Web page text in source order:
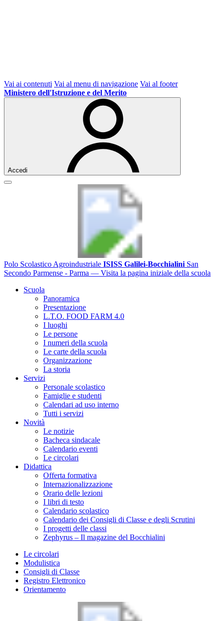
Vai ai contenuti Vai al menu di navigazione Vai al footer
Ministero dell'Istruzione e del Merito
Accedi
Polo Scolastico Agroindustriale ISISS Galilei-Bocchialini San
Secondo Parmense - Parma — Visita la pagina iniziale della scuola
Scuola
Panoramica
Presentazione
L.T.O. FOOD FARM 4.0
I luoghi
Le persone
I numeri della scuola
Le carte della scuola
Organizzazione
La storia
Servizi
Personale scolastico
Famiglie e studenti
Calendari ad uso interno
Tutti i servizi
Novità
Le notizie
Bacheca sindacale
Calendario eventi
Le circolari
Didattica
Offerta formativa
Internazionalizzazione
Orario delle lezioni
I libri di testo
Calendario scolastico
Calendario dei Consigli di Classe e degli Scrutini
I progetti delle classi
Zephyrus – Il magazine del Bocchialini
Le circolari
Modulistica
Consigli di Classe
Registro Elettronico
Orientamento